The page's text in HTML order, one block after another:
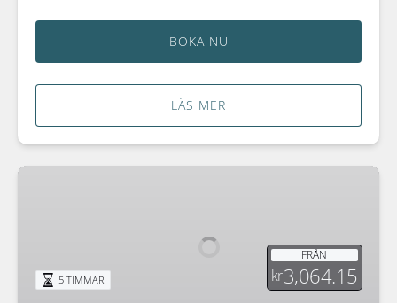
BOKA NU
LÄS MER
Kvällstur
FRÅN
kr3,064.15
5 TIMMAR